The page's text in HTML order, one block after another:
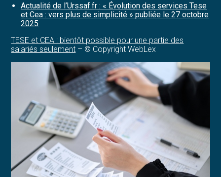
Actualité de l’Urssaf.fr : « Évolution des services Tese
et Cea : vers plus de simplicité » publiée le 27 octobre
2025
TESE et CEA : bientôt possible pour une partie des
salariés seulement – © Copyright WebLex